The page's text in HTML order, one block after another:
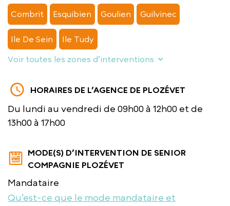
Combrit Esquibien Goulien Guilvinec
Ile De Sein Ile Tudy
Voir toutes les zones d’interventions
HORAIRES DE L’AGENCE DE PLOZÉVET
Du lundi au vendredi de 09h00 à 12h00 et de
13h00 à 17h00
MODE(S) D’INTERVENTION DE SENIOR
COMPAGNIE PLOZÉVET
Mandataire
Qu’est-ce que le mode mandataire et